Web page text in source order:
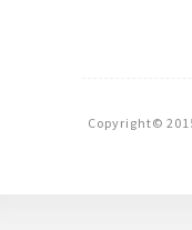
Copyright©